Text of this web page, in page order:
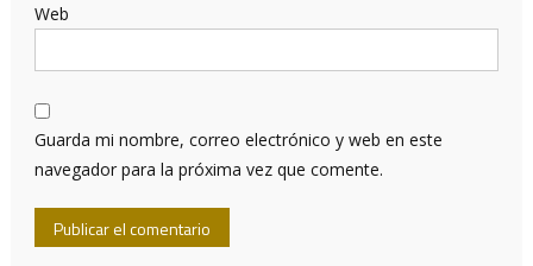
Web
Guarda mi nombre, correo electrónico y web en este
navegador para la próxima vez que comente.